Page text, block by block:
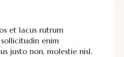
et lacus rutrum
enim
justo non, molestie nisl.